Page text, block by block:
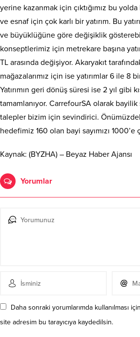
yerine kazanmak için çıktığımız bu
ve esnaf için çok karlı bir yatırım. Bu
ve büyüklüğüne göre değişiklik
konseptlerimiz için metrekare başına
TL arasında değişiyor. Akaryakıt
mağazalarımız için ise yatırımlar 6 ile 8
Yatırımın geri dönüş süresi ise 2 yıl gibi
tamamlanıyor. CarrefourSA olarak
talepler bizim için sevindirici.
hedefimiz 160 olan bayi sayımızı 1000’e
Kaynak: (BYZHA) – Beyaz Haber Ajansı
Yorumlar
Daha sonraki yorumlarımda kullanılması
site adresim bu tarayıcıya kaydedilsin.